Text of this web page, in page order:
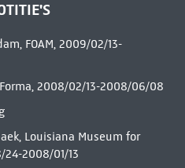
FOAM, 2009/02/13-
2008/02/13-2008/06/08
Louisiana Museum for
2008/01/13